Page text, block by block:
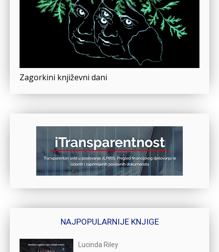
Zagorkini književni dani
NAJPOPULARNIJE KNJIGE
Lucinda Riley